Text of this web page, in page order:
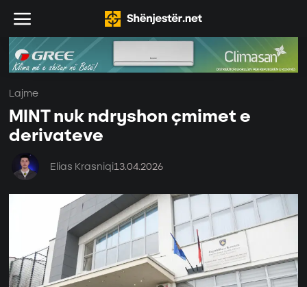
Lajme
MINT nuk ndryshon çmimet e
derivateve
Elias Krasniqi13.04.2026